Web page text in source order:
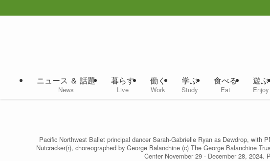
ニュース ＆ 話題
News
暮らす
Live
働く
Work
学ぶ
Study
食べる
Eat
遊ぶ
Enjoy
Pacific Northwest Ballet principal dancer Sarah-Gabrielle Ryan as Dewdrop, with
Nutcracker(r), choreographed by George Balanchine (c) The George Balanchine
Center November 29 - December 28, 2024.